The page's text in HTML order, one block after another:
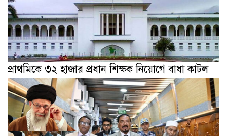
প্রাথমিকে ৩২ হাজার প্রধান শিক্ষক নিয়োগে বাধা কাটল